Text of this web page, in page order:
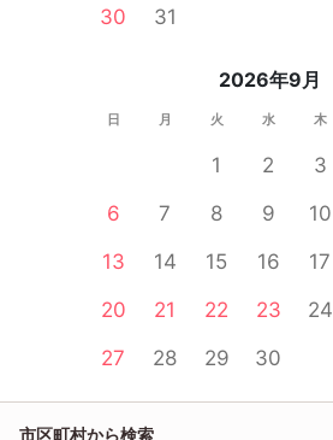
30 31
2026年9月
日 月 火 水 木
1 2 3
6
7 8 9 10
13
14 15 16 17
20
21 22 23 24
27
28 29 30
市区町村から検索